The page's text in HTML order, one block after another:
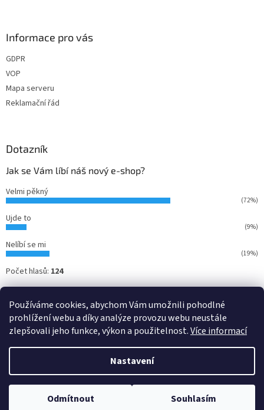
Používáme cookies, abychom Vám umožnili pohodlné
prohlížení webu a díky analýze provozu webu neustále
zlepšovali jeho funkce, výkon a použitelnost.Více informací
Nastavení
Odmítnout Souhlasím
Informace pro vás
GDPR
VOP
Mapa serveru
Reklamační řád
Dotazník
Jak se Vám líbí náš nový e-shop?
Velmi pěkný
(72%)
Ujde to
(9%)
Nelíbí se mi
(19%)
Počet hlasů: 124
Vytvořil Shoptet
Copyright 2026Ansett - kulečníky . Všechna práva vyhrazena.